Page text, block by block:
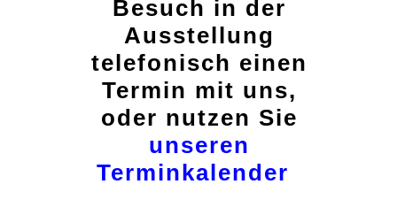
Besuch in der
Ausstellung
telefonisch einen
Termin mit uns,
oder nutzen Sie
unseren
Terminkalender